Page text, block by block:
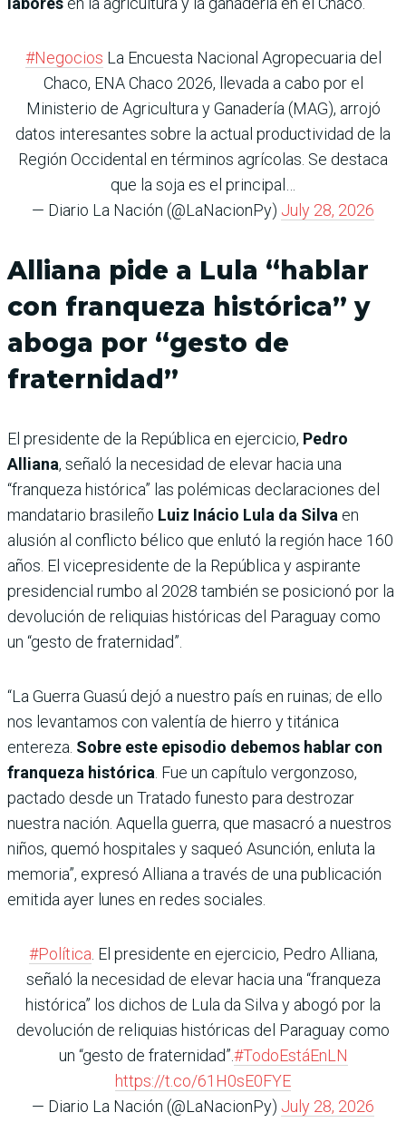
#Negocios La Encuesta Nacional Agropecuaria del
Chaco, ENA Chaco 2026, llevada a cabo por el
Ministerio de Agricultura y Ganadería (MAG), arrojó
datos interesantes sobre la actual productividad de la
Región Occidental en términos agrícolas. Se destaca
que la soja es el principal…
— Diario La Nación (@LaNacionPy) July 28, 2026
Alliana pide a Lula “hablar
con franqueza histórica” y
aboga por “gesto de
fraternidad”
El presidente de la República en ejercicio, Pedro
Alliana, señaló la necesidad de elevar hacia una
“franqueza histórica” las polémicas declaraciones del
mandatario brasileño Luiz Inácio Lula da Silva en
alusión al conflicto bélico que enlutó la región hace 160
años. El vicepresidente de la República y aspirante
presidencial rumbo al 2028 también se posicionó por la
devolución de reliquias históricas del Paraguay como
un “gesto de fraternidad”.
“La Guerra Guasú dejó a nuestro país en ruinas; de ello
nos levantamos con valentía de hierro y titánica
entereza. Sobre este episodio debemos hablar con
franqueza histórica . Fue un capítulo vergonzoso,
pactado desde un Tratado funesto para destrozar
nuestra nación. Aquella guerra, que masacró a nuestros
niños, quemó hospitales y saqueó Asunción, enluta la
memoria”, expresó Alliana a través de una publicación
emitida ayer lunes en redes sociales.
#Política . El presidente en ejercicio, Pedro Alliana,
señaló la necesidad de elevar hacia una “franqueza
histórica” los dichos de Lula da Silva y abogó por la
devolución de reliquias históricas del Paraguay como
un “gesto de fraternidad”.#TodoEstáEnLN
https://t.co/61H0sE0FYE
— Diario La Nación (@LaNacionPy) July 28, 2026